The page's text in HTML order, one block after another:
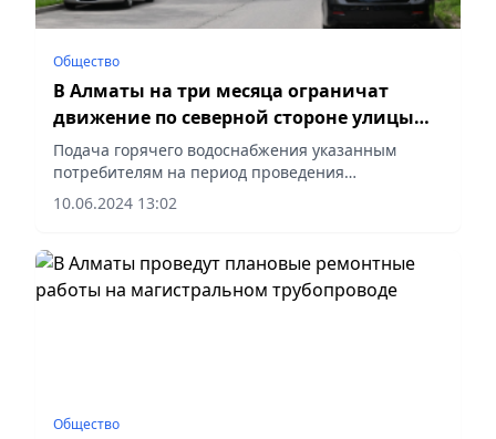
Общество
В Алматы на три месяца ограничат
движение по северной стороне улицы
Дунаевского
Подача горячего водоснабжения указанным
потребителям на период проведения
реконструкции будет сохранена,
сообщает Vecher.kz.
10.06.2024 13:02
Общество